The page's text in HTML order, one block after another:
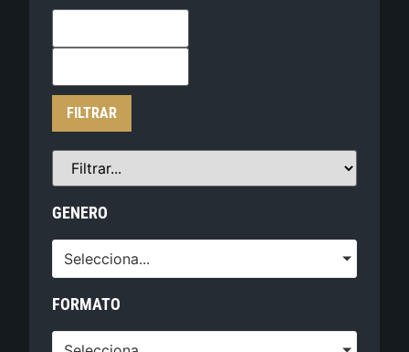
FILTRAR
GENERO
Selecciona...
FORMATO